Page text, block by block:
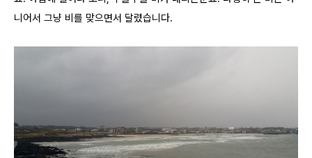
니어서 그냥 비를 맞으면서 달렸습니다.